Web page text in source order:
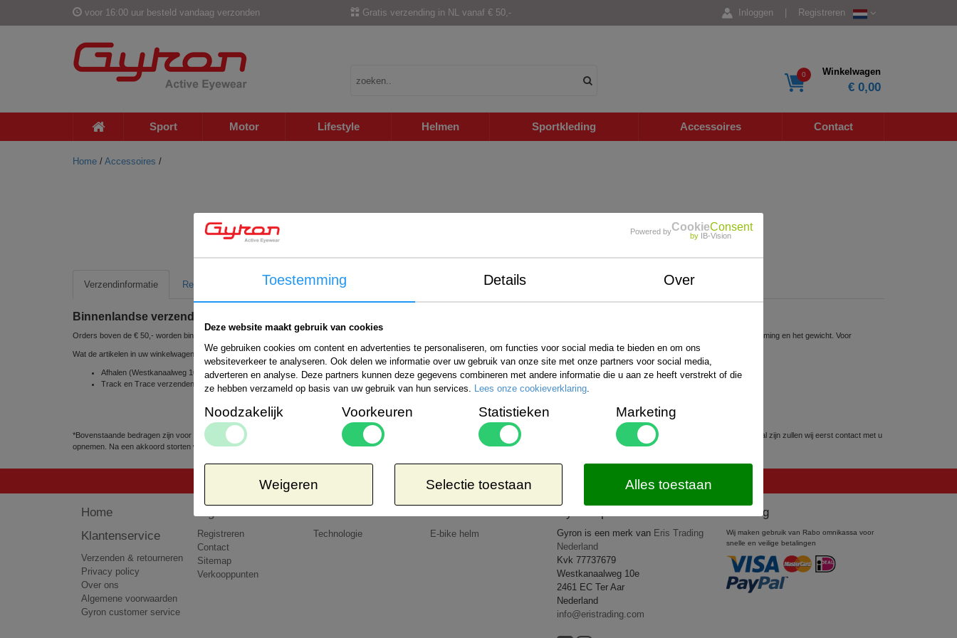
voor 16:00 uur besteld vandaag verzonden Gratis verzending in NL vanaf € 50,- Inloggen Registreren
0 Winkelwagen
€ 0,00
Sport Motor Lifestyle Helmen Sportkleding Accessoires Contact
Home / Accessoires /
Verzendinformatie Retour informatie
Binnenlandse verzending
Orders boven de € 50,- worden binnen Nederland gratis verzonden
Wat de artikelen in uw winkelwagen betreft, kunt u uit de volgende verzendmogelijkheden binnen Nederland kiezen:
Afhalen (Westkanaalweg 10e, 2461 EC Ter Aar, Nederland) => Kosteloos
Track en Trace verzenden via POSTNL 1 á 2 werkdagen => € 8,50*
Bestelling verzenden wij wereldwijd. De kosten hiervoor hangt af van de bestemming en het gewicht. Voor
uitgebreide informatie kunt u kijken op de website vanPostNL
Aangetekend
-EUR 1 => € 21,65*
-EUR 2 => € 26,65*
-WERELD => € 35,95*
*Bovenstaande bedragen zijn voor pakketten tot 5kg. Het kan voorkomen dat de door u bestelde goederen lichter zijn dan 5kg of op een goedkopere wijze verzonden kunnen worden. Mocht dit het geval zijn zullen wij eerst contact met u
opnemen. Na een akkoord storten wij het teveel betaalde bedrag terug op uw rekening.
All rights reserved2026 © www.gyronsport.nl
Home
Klantenservice
Verzenden & retourneren
Privacy policy
Over ons
Algemene voorwaarden
Gyron customer service
Registreren
Contact
Sitemap
Verkooppunten
Technologie E-bike helm Gyron is een merk van Eris Trading
Nederland
Kvk 77737679
Westkanaalweg 10e
2461 EC Ter Aar
Nederland
info@eristrading.com
Betaling
Wij maken gebruik van Rabo omnikassa voor
snelle en veilige betalingen
Powered byCookieConsent
by IB-Vision
Toestemming Details Over
Deze website maakt gebruik van cookies
We gebruiken cookies om content en advertenties te personaliseren, om functies voor social media te bieden en om ons
websiteverkeer te analyseren. Ook delen we informatie over uw gebruik van onze site met onze partners voor social media,
adverteren en analyse. Deze partners kunnen deze gegevens combineren met andere informatie die u aan ze heeft verstrekt of die
ze hebben verzameld op basis van uw gebruik van hun services. Lees onze cookieverklaring.
Noodzakelijk Voorkeuren Statistieken Marketing
Weigeren Selectie toestaan Alles toestaan